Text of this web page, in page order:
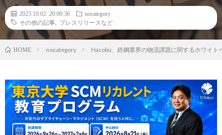
2025.10.02 20:00:36
nocategory
その他の記事
プレスリリースなど
HOME nocategory Hacobu、鉄鋼業界の物流課題に関するホワイト